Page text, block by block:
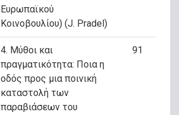
Ευρωπαϊκού
Κοινοβουλίου) (J. Pradel)
4. Μύθοι και
πραγματικότητα: Ποια η
οδός προς μια ποινική
καταστολή των
παραβιάσεων του
91